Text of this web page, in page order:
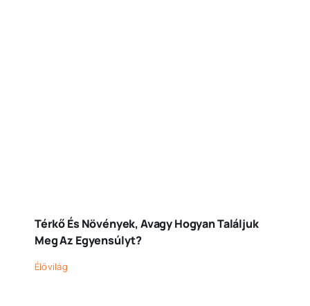
Térkő És Növények, Avagy Hogyan Találjuk
Meg Az Egyensúlyt?
Élővilág